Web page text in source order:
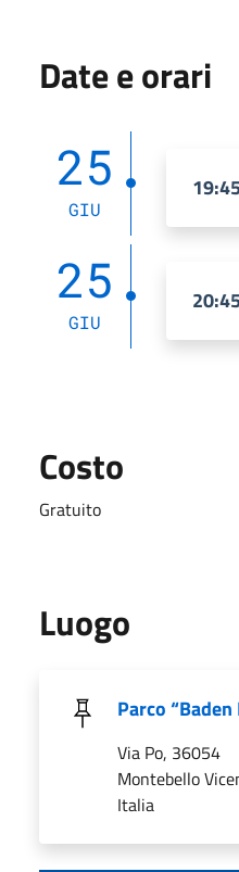
Date e orari
25
GIU
25
GIU
Costo
Gratuito
Luogo
Parco
Via Po, 36054
Montebello
Italia